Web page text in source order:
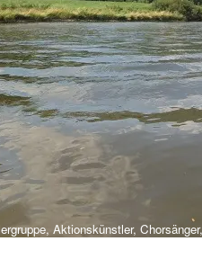
Aktionskünstler,